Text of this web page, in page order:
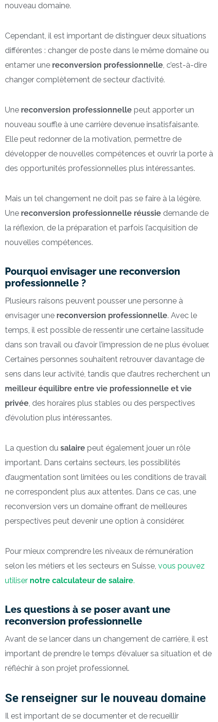
nouveau domaine.
Cependant, il est important de distinguer deux situations
différentes : changer de poste dans le même domaine ou
entamer une reconversion professionnelle , c’est-à-dire
changer complètement de secteur d’activité.
Une reconversion professionnelle peut apporter un
nouveau souffle à une carrière devenue insatisfaisante.
Elle peut redonner de la motivation, permettre de
développer de nouvelles compétences et ouvrir la porte à
des opportunités professionnelles plus intéressantes.
Mais un tel changement ne doit pas se faire à la légère.
Une reconversion professionnelle réussie demande de
la réflexion, de la préparation et parfois l’acquisition de
nouvelles compétences.
Pourquoi envisager une reconversion
professionnelle ?
Plusieurs raisons peuvent pousser une personne à
envisager une reconversion professionnelle. Avec le
temps, il est possible de ressentir une certaine lassitude
dans son travail ou d’avoir l’impression de ne plus évoluer.
Certaines personnes souhaitent retrouver davantage de
sens dans leur activité, tandis que d’autres recherchent un
meilleur équilibre entre vie professionnelle et vie
privée, des horaires plus stables ou des perspectives
d’évolution plus intéressantes.
La question du salaire peut également jouer un rôle
important. Dans certains secteurs, les possibilités
d’augmentation sont limitées ou les conditions de travail
ne correspondent plus aux attentes. Dans ce cas, une
reconversion vers un domaine offrant de meilleures
perspectives peut devenir une option à considérer.
Pour mieux comprendre les niveaux de rémunération
selon les métiers et les secteurs en Suisse, vous pouvez
utiliser notre calculateur de salaire.
Les questions à se poser avant une
reconversion professionnelle
Avant de se lancer dans un changement de carrière, il est
important de prendre le temps d’évaluer sa situation et de
réfléchir à son projet professionnel.
Se renseigner sur le nouveau domaine
Il est important de se documenter et de recueillir